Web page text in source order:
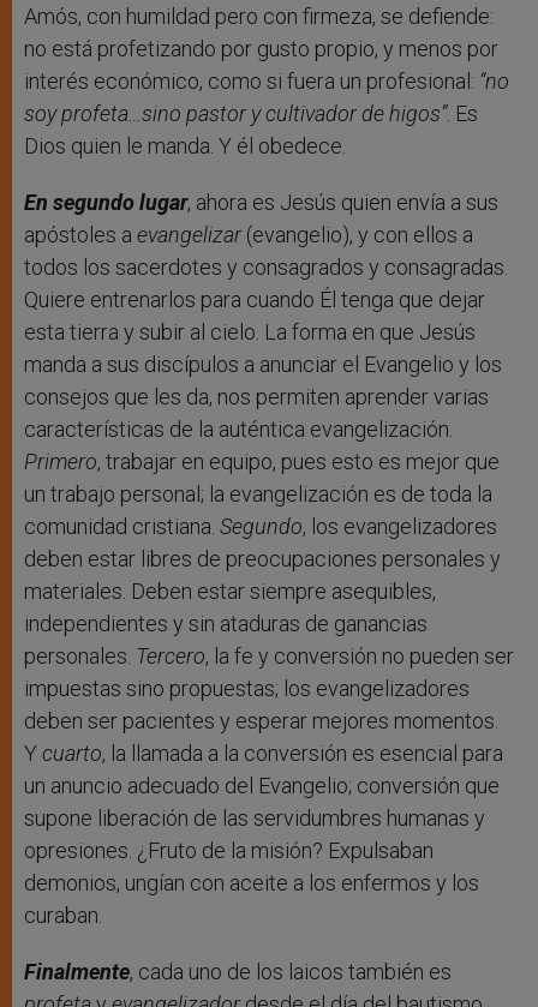
Amós, con humildad pero con firmeza, se defiende:
no está profetizando por gusto propio, y menos por
interés económico, como si fuera un profesional: “no
soy profeta…sino pastor y cultivador de higos”. Es
Dios quien le manda. Y él obedece.
En segundo lugar, ahora es Jesús quien envía a sus
apóstoles a evangelizar(evangelio), y con ellos a
todos los sacerdotes y consagrados y consagradas.
Quiere entrenarlos para cuando Él tenga que dejar
esta tierra y subir al cielo. La forma en que Jesús
manda a sus discípulos a anunciar el Evangelio y los
consejos que les da, nos permiten aprender varias
características de la auténtica evangelización.
Primero, trabajar en equipo, pues esto es mejor que
un trabajo personal; la evangelización es de toda la
comunidad cristiana. Segundo, los evangelizadores
deben estar libres de preocupaciones personales y
materiales. Deben estar siempre asequibles,
independientes y sin ataduras de ganancias
personales. Tercero, la fe y conversión no pueden ser
impuestas sino propuestas; los evangelizadores
deben ser pacientes y esperar mejores momentos.
Ycuarto, la llamada a la conversión es esencial para
un anuncio adecuado del Evangelio; conversión que
supone liberación de las servidumbres humanas y
opresiones. ¿Fruto de la misión? Expulsaban
demonios, ungían con aceite a los enfermos y los
curaban.
Finalmente, cada uno de los laicos también es